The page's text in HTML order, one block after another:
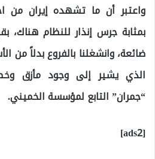
واعتبر أن ما تشهده إيران من
بمثابة جرس إنذار للنظام هناك،
ضائعة، وانشغلنا بالفروع بدلاً من
الذي يشير إلى وجود مأزق
“جمران” التابع لمؤسسة الخميني.
[ads2]